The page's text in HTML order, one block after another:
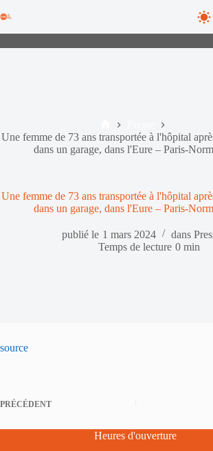
au
Accueil
Une femme de 73 ans transportée à l'hôpital
dans un garage, dans l'Eure – Paris-
Une femme de 73 ans transportée à l'hôpital
dans un garage, dans l'Eure – Paris-
publié le 1 mars 2024 dans
Temps de lecture 0 min
source
PRÉCÉDENT
Heures d'ouverture